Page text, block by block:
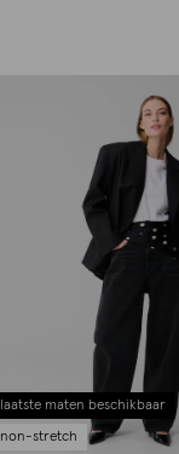
laatste maten beschikbaar
non-stretch